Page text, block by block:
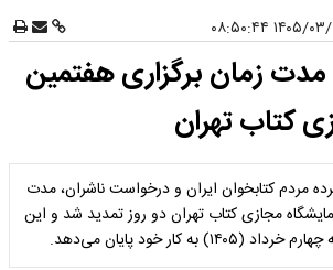
مدت زمان برگزاری هفتمین
کتاب تهران
مردم کتابخوان ایران و درخواست ناشران، مدت
مجازی کتاب تهران دو روز تمدید شد و این
به کار خود پایان می‌دهد.